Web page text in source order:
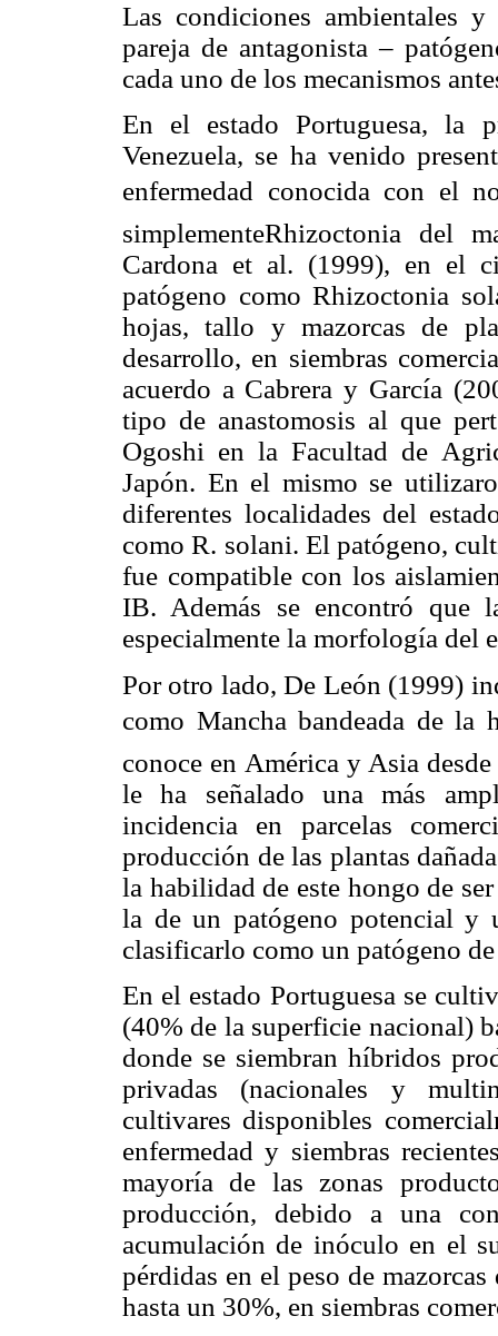
Las condi­ciones ambientales
pareja de antagonista –
cada uno de los mecanismos
En el estado Portuguesa, la
Venezuela, se ha venido
enfermedad conocida con el
simplementeRhizoctonia del
Cardona et al. (1999), en el
patógeno como Rhizoctonia
hojas, tallo y mazorcas de
desarrollo, en siembras
acuerdo a Cabrera y García
tipo de anastomosis al que
Ogoshi en la Facultad de
Japón. En el mismo se
diferentes localidades del
como R. solani. El patógeno,
fue compatible con los
IB. Además se encontró que
especialmente la morfología del
Por otro lado, De León (1999)
como Mancha bandeada de
conoce en América y Asia
le ha señalado una más
incidencia en parcelas
producción de las plantas
la habilidad de este hongo de
la de un patógeno potencial y
clasificarlo como un patógeno
En el estado Portuguesa se
(40% de la superficie nacional)
donde se siembran híbridos
privadas (nacionales y
cultivares disponibles
enfermedad y siembras
mayoría de las zonas
producción, debido a una
acumulación de inóculo en el
pérdidas en el peso de
hasta un 30%, en siembras